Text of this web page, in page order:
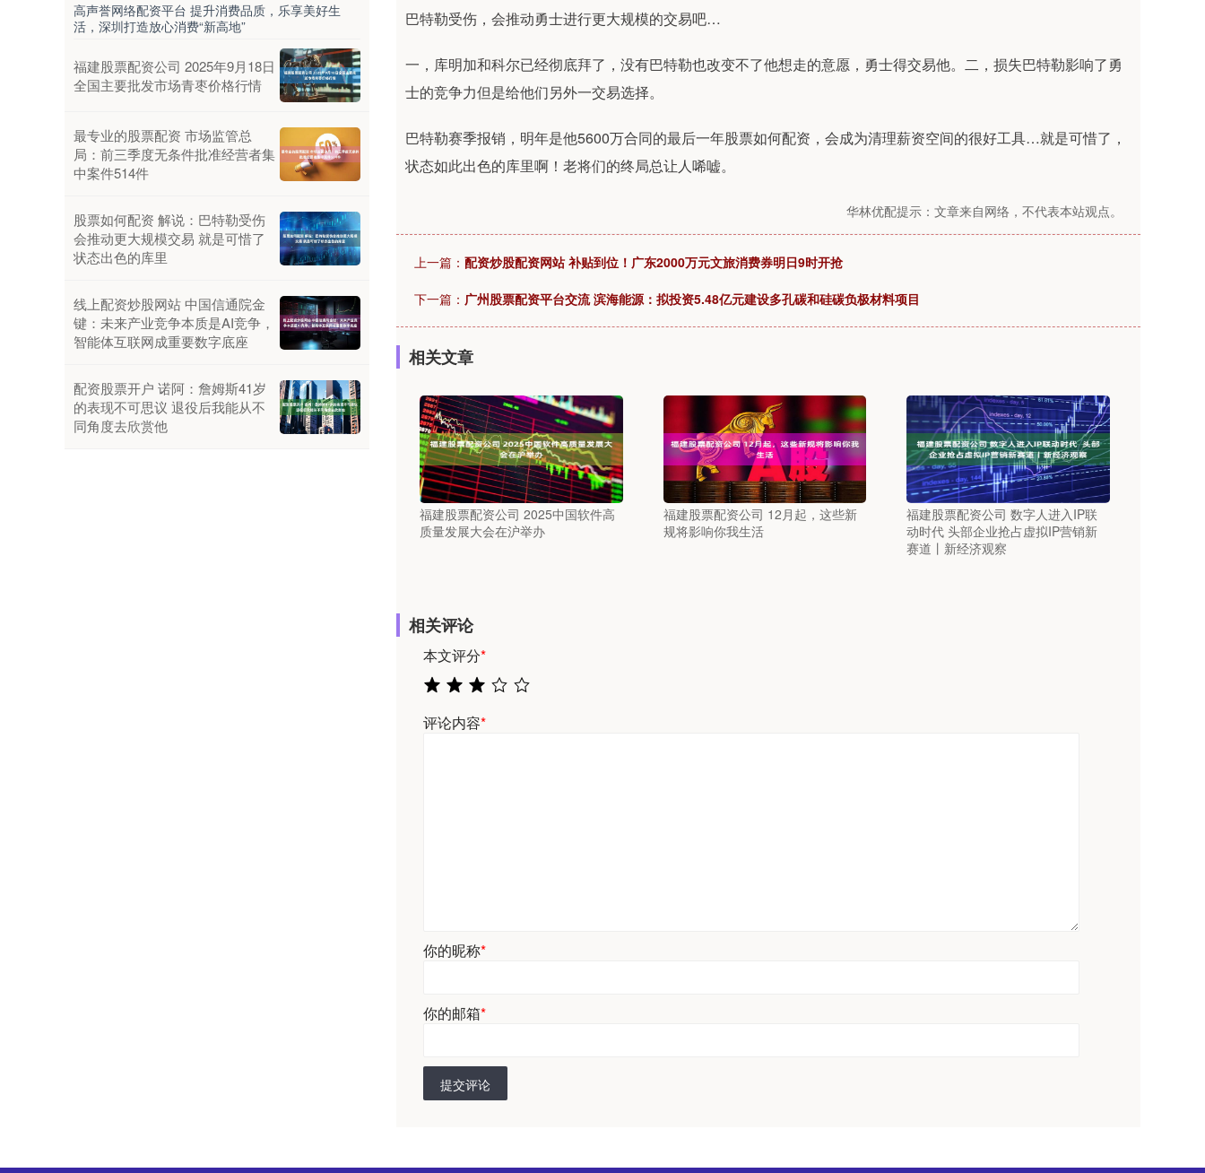
巴特勒受伤，会推动勇士进行更大规模的交易吧…
一，库明加和科尔已经彻底拜了，没有巴特勒也改变不了他想走的意愿，勇士得交易他。二，损失巴特勒影响了勇
士的竞争力但是给他们另外一交易选择。
巴特勒赛季报销，明年是他5600万合同的最后一年股票如何配资，会成为清理薪资空间的很好工具…就是可惜了，
状态如此出色的库里啊！老将们的终局总让人唏嘘。
华林优配提示：文章来自网络，不代表本站观点。
上一篇： 配资炒股配资网站 补贴到位！广东2000万元文旅消费券明日9时开抢
下一篇： 广州股票配资平台交流 滨海能源：拟投资5.48亿元建设多孔碳和硅碳负极材料项目
相关文章
福建股票配资公司 2025中国软件高
质量发展大会在沪举办
福建股票配资公司 12月起，这些新
规将影响你我生活
福建股票配资公司 数字人进入IP联
动时代 头部企业抢占虚拟IP营销新
赛道丨新经济观察
相关评论
本文评分*
评论内容*
你的昵称*
你的邮箱*
提交评论
高声誉网络配资平台 提升消费品质，乐享美好生
活，深圳打造放心消费“新高地”
福建股票配资公司 2025年9月18日
全国主要批发市场青枣价格行情
最专业的股票配资 市场监管总
局：前三季度无条件批准经营者集
中案件514件
股票如何配资 解说：巴特勒受伤
会推动更大规模交易 就是可惜了
状态出色的库里
线上配资炒股网站 中国信通院金
键：未来产业竞争本质是AI竞争，
智能体互联网成重要数字底座
配资股票开户 诺阿：詹姆斯41岁
的表现不可思议 退役后我能从不
同角度去欣赏他